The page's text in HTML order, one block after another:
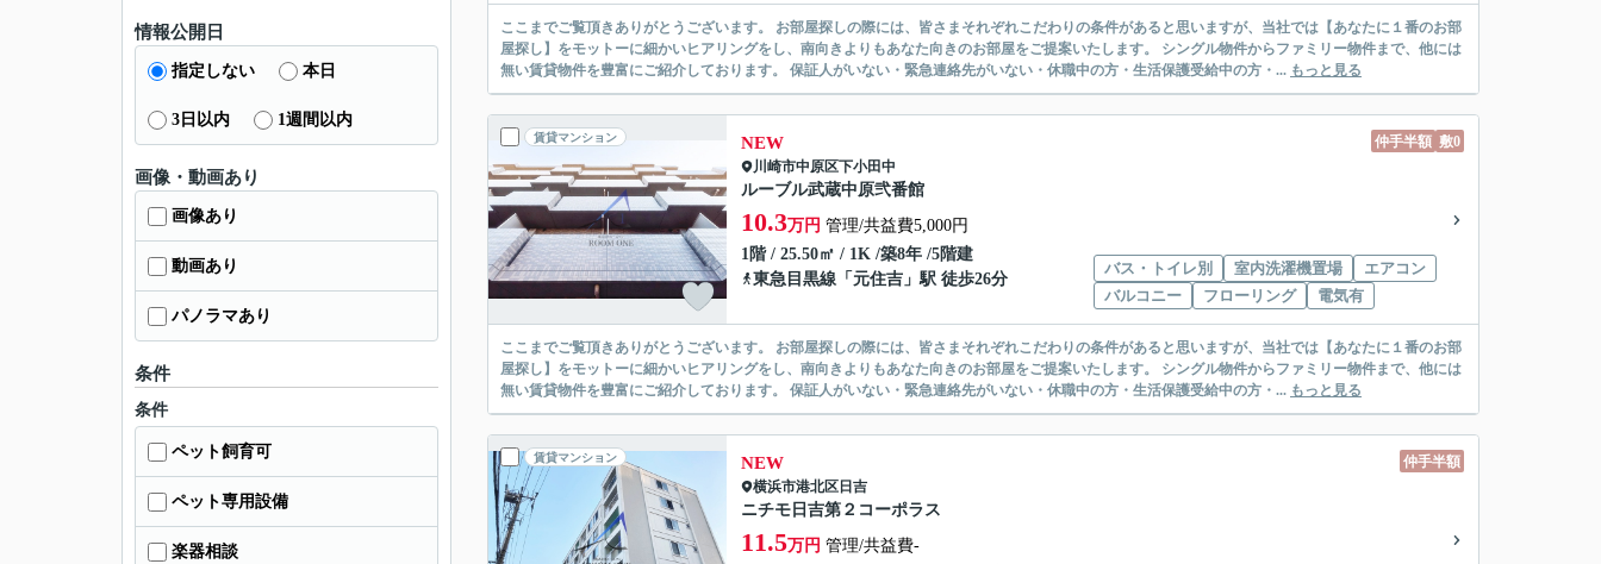
ここまでご覧頂きありがとうございます。 お部屋探しの際には、皆さまそれぞれこだわりの条件があると思いますが、当社では【あなたに１番のお部
屋探し】をモットーに細かいヒアリングをし、南向きよりもあなた向きのお部屋をご提案いたします。 シングル物件からファミリー物件まで、他には
無い賃貸物件を豊富にご紹介しております。 保証人がいない・緊急連絡先がいない・休職中の方・生活保護受給中の方・... もっと見る
賃貸マンション 仲手半額 敷0
NEW
川崎市中原区下小田中
ルーブル武蔵中原弐番館
10.3万円 管理/共益費5,000円
1階 / 25.50㎡ / 1K /築8年 /5階建
東急目黒線 「 元住吉 」駅 徒歩26分
バス・トイレ別 室内洗濯機置場
エアコン
バルコニー
フローリング 電気有
ここまでご覧頂きありがとうございます。 お部屋探しの際には、皆さまそれぞれこだわりの条件があると思いますが、当社では【あなたに１番のお部
屋探し】をモットーに細かいヒアリングをし、南向きよりもあなた向きのお部屋をご提案いたします。 シングル物件からファミリー物件まで、他には
無い賃貸物件を豊富にご紹介しております。 保証人がいない・緊急連絡先がいない・休職中の方・生活保護受給中の方・... もっと見る
賃貸マンション 仲手半額
NEW
横浜市港北区 日吉
ニチモ日吉第２コーポラス
11.5万円 管理/共益費-
情報公開日
指定しない 本日
3日以内 1週間以内
画像・動画あり
画像あり
動画あり
パノラマあり
条件
条件
ペット飼育可
ペット専用設備
楽器相談